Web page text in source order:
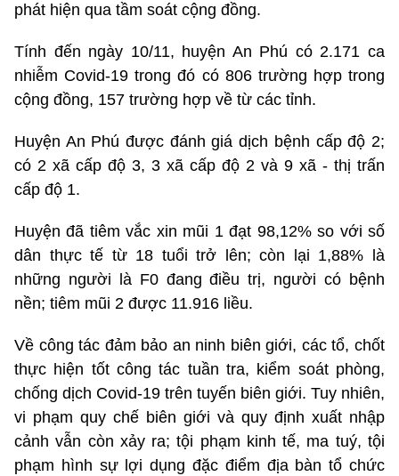
phát hiện qua tầm soát cộng đồng.
Tính đến ngày 10/11, huyện An Phú có 2.171 ca
nhiễm Covid-19 trong đó có 806 trường hợp trong
cộng đồng, 157 trường hợp về từ các tỉnh.
Huyện An Phú được đánh giá dịch bệnh cấp độ 2;
có 2 xã cấp độ 3, 3 xã cấp độ 2 và 9 xã - thị trấn
cấp độ 1.
Huyện đã tiêm vắc xin mũi 1 đạt 98,12% so với số
dân thực tế từ 18 tuổi trở lên; còn lại 1,88% là
những người là F0 đang điều trị, người có bệnh
nền; tiêm mũi 2 được 11.916 liều.
Về công tác đảm bảo an ninh biên giới, các tổ, chốt
thực hiện tốt công tác tuần tra, kiểm soát phòng,
chống dịch Covid-19 trên tuyến biên giới. Tuy nhiên,
vi phạm quy chế biên giới và quy định xuất nhập
cảnh vẫn còn xảy ra; tội phạm kinh tế, ma tuý, tội
phạm hình sự lợi dụng đặc điểm địa bàn tổ chức